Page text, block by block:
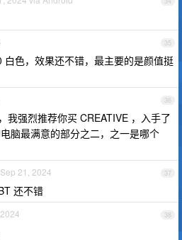
35
色，效果还不错，最主要的是颜值挺
36
我强烈推荐你买 CREATIVE ，入手了
脑最满意的部分之二，之一是哪个
37
Sep 21, 2024
还不错
38